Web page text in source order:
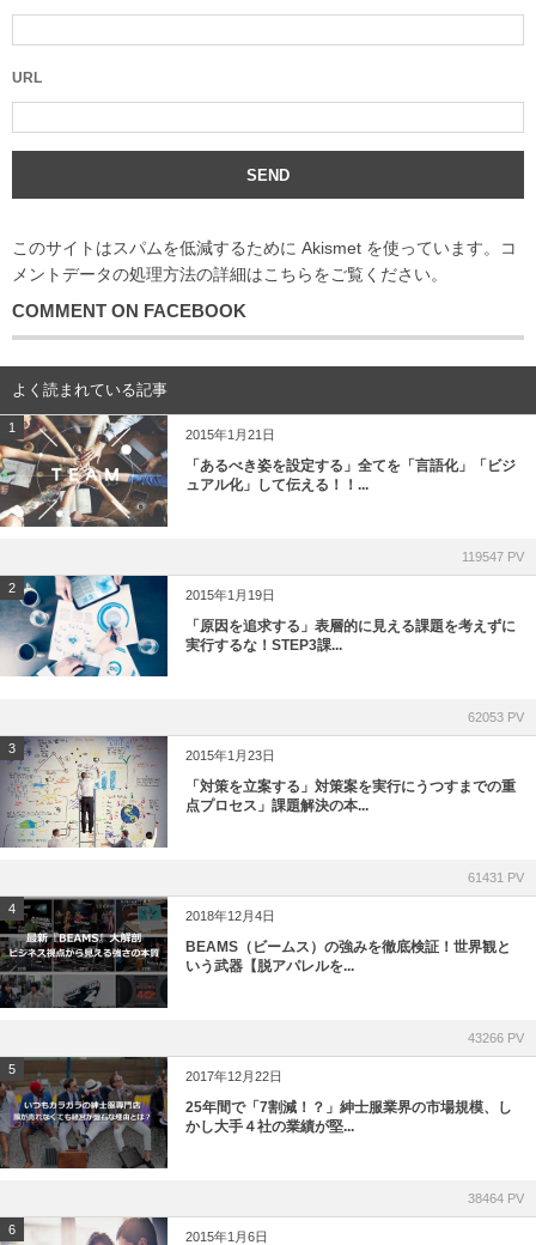
URL
このサイトはスパムを低減するために Akismet を使っています。
コ
メントデータの処理方法の詳細はこちらをご覧ください。
COMMENT ON FACEBOOK
よく読まれている記事
1 2015年1月21日
「あるべき姿を設定する」全てを「言語化」「ビジ
ュアル化」して伝える！！...
119547 PV
2 2015年1月19日
「原因を追求する」表層的に見える課題を考えずに
実行するな！STEP3課...
62053 PV
3 2015年1月23日
「対策を立案する」対策案を実行にうつすまでの重
点プロセス」課題解決の本...
61431 PV
4 2018年12月4日
BEAMS（ビームス）の強みを徹底検証！世界観と
いう武器【脱アパレルを...
43266 PV
5 2017年12月22日
25年間で「7割減！？」紳士服業界の市場規模、し
かし大手４社の業績が堅...
38464 PV
6 2015年1月6日